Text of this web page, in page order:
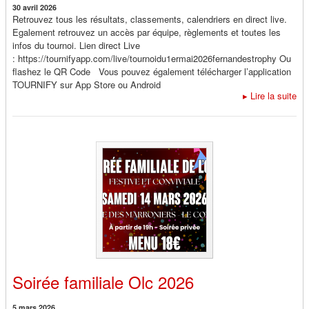
30 avril 2026
Retrouvez tous les résultats, classements, calendriers en direct live.
Egalement retrouvez un accès par équipe, règlements et toutes les
infos du tournoi. Lien direct Live
: https://tournifyapp.com/live/tournoidu1ermai2026fernandestrophy Ou
flashez le QR Code Vous pouvez également télécharger l’application
TOURNIFY sur App Store ou Android
▸ Lire la suite
Soirée familiale Olc 2026